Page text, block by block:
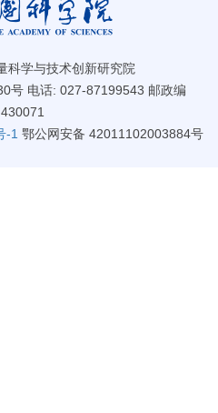
科学与技术创新研究院
号 电话: 027-87199543 邮政编
-1 鄂公网安备 42011102003884号